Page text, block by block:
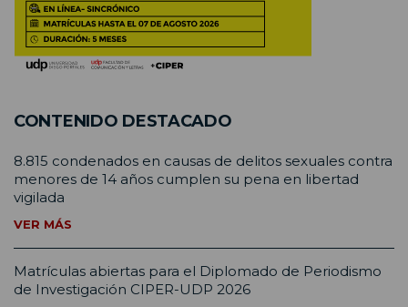
CONTENIDO DESTACADO
8.815 condenados en causas de delitos sexuales contra
menores de 14 años cumplen su pena en libertad
vigilada
VER MÁS
Matrículas abiertas para el Diplomado de Periodismo
de Investigación CIPER-UDP 2026